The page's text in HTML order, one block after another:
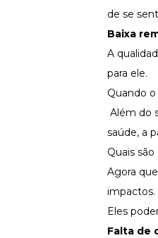
de se
Baixa
A
para ele.
Quando
Além do
saúde, a
Quais
Agora
impactos.
Eles
Falta de